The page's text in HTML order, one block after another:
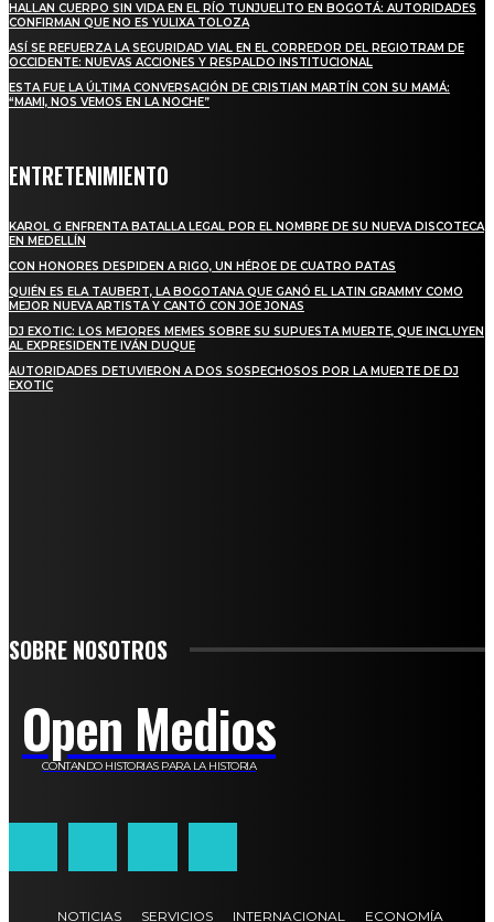
HALLAN CUERPO SIN VIDA EN EL RÍO TUNJUELITO EN BOGOTÁ: AUTORIDADES
CONFIRMAN QUE NO ES YULIXA TOLOZA
ASÍ SE REFUERZA LA SEGURIDAD VIAL EN EL CORREDOR DEL REGIOTRAM DE
OCCIDENTE: NUEVAS ACCIONES Y RESPALDO INSTITUCIONAL
ESTA FUE LA ÚLTIMA CONVERSACIÓN DE CRISTIAN MARTÍN CON SU MAMÁ:
“MAMI, NOS VEMOS EN LA NOCHE”
ENTRETENIMIENTO
KAROL G ENFRENTA BATALLA LEGAL POR EL NOMBRE DE SU NUEVA DISCOTECA
EN MEDELLÍN
CON HONORES DESPIDEN A RIGO, UN HÉROE DE CUATRO PATAS
QUIÉN ES ELA TAUBERT, LA BOGOTANA QUE GANÓ EL LATIN GRAMMY COMO
MEJOR NUEVA ARTISTA Y CANTÓ CON JOE JONAS
DJ EXOTIC: LOS MEJORES MEMES SOBRE SU SUPUESTA MUERTE, QUE INCLUYEN
AL EXPRESIDENTE IVÁN DUQUE
AUTORIDADES DETUVIERON A DOS SOSPECHOSOS POR LA MUERTE DE DJ
EXOTIC
SOBRE NOSOTROS
Open Medios
CONTANDO HISTORIAS PARA LA HISTORIA
NOTICIAS SERVICIOS INTERNACIONAL ECONOMÍA